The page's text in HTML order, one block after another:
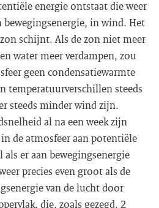
energie ontstaat die weer
in wind. Het
schijnt. Als de zon niet meer
water meer verdampen, zou
geen condensatiewarmte
temperatuurverschillen steeds
steeds minder wind zijn.
al na een week zijn
de atmosfeer aan potentiële
als er aan bewegingsenergie
precies even groot als de
van de lucht door
die, zoals gezegd, 2